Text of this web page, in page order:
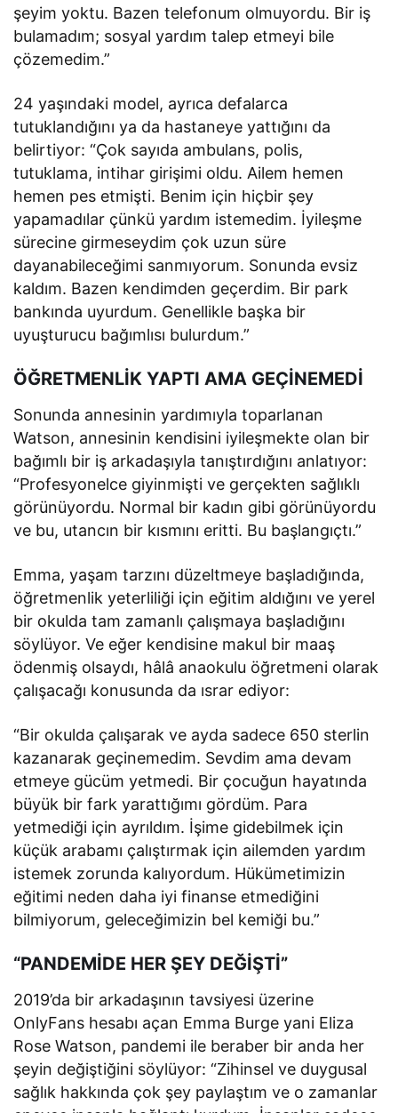
şeyim yoktu. Bazen telefonum olmuyordu. Bir iş
bulamadım; sosyal yardım talep etmeyi bile
çözemedim.”
24 yaşındaki model, ayrıca defalarca
tutuklandığını ya da hastaneye yattığını da
belirtiyor: “Çok sayıda ambulans, polis,
tutuklama, intihar girişimi oldu. Ailem hemen
hemen pes etmişti. Benim için hiçbir şey
yapamadılar çünkü yardım istemedim. İyileşme
sürecine girmeseydim çok uzun süre
dayanabileceğimi sanmıyorum. Sonunda evsiz
kaldım. Bazen kendimden geçerdim. Bir park
bankında uyurdum. Genellikle başka bir
uyuşturucu bağımlısı bulurdum.”
ÖĞRETMENLİK YAPTI AMA GEÇİNEMEDİ
Sonunda annesinin yardımıyla toparlanan
Watson, annesinin kendisini iyileşmekte olan bir
bağımlı bir iş arkadaşıyla tanıştırdığını anlatıyor:
“Profesyonelce giyinmişti ve gerçekten sağlıklı
görünüyordu. Normal bir kadın gibi görünüyordu
ve bu, utancın bir kısmını eritti. Bu başlangıçtı.”
Emma, ​​yaşam tarzını düzeltmeye başladığında,
öğretmenlik yeterliliği için eğitim aldığını ve yerel
bir okulda tam zamanlı çalışmaya başladığını
söylüyor. Ve eğer kendisine makul bir maaş
ödenmiş olsaydı, hâlâ anaokulu öğretmeni olarak
çalışacağı konusunda da ısrar ediyor:
“Bir okulda çalışarak ve ayda sadece 650 sterlin
kazanarak geçinemedim. Sevdim ama devam
etmeye gücüm yetmedi. Bir çocuğun hayatında
büyük bir fark yarattığımı gördüm. Para
yetmediği için ayrıldım. İşime gidebilmek için
küçük arabamı çalıştırmak için ailemden yardım
istemek zorunda kalıyordum. Hükümetimizin
eğitimi neden daha iyi finanse etmediğini
bilmiyorum, geleceğimizin bel kemiği bu.”
“PANDEMİDE HER ŞEY DEĞİŞTİ”
2019’da bir arkadaşının tavsiyesi üzerine
OnlyFans hesabı açan Emma Burge yani Eliza
Rose Watson, pandemi ile beraber bir anda her
şeyin değiştiğini söylüyor: “Zihinsel ve duygusal
sağlık hakkında çok şey paylaştım ve o zamanlar